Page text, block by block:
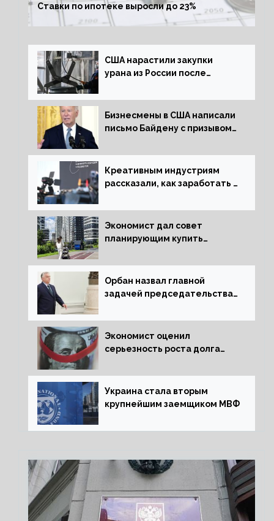
Ставки по ипотеке выросли до 23%
США нарастили закупки
урана из России после
Бизнесмены в США написали
письмо Байдену с призывом
Креативным индустриям
рассказали, как заработать 2
экономики
Экономист дал совет
планирующим купить
Орбан назвал главной
задачей председательства
за мир
Экономист оценил
серьезность роста долга
Украина стала вторым
крупнейшим заемщиком МВФ